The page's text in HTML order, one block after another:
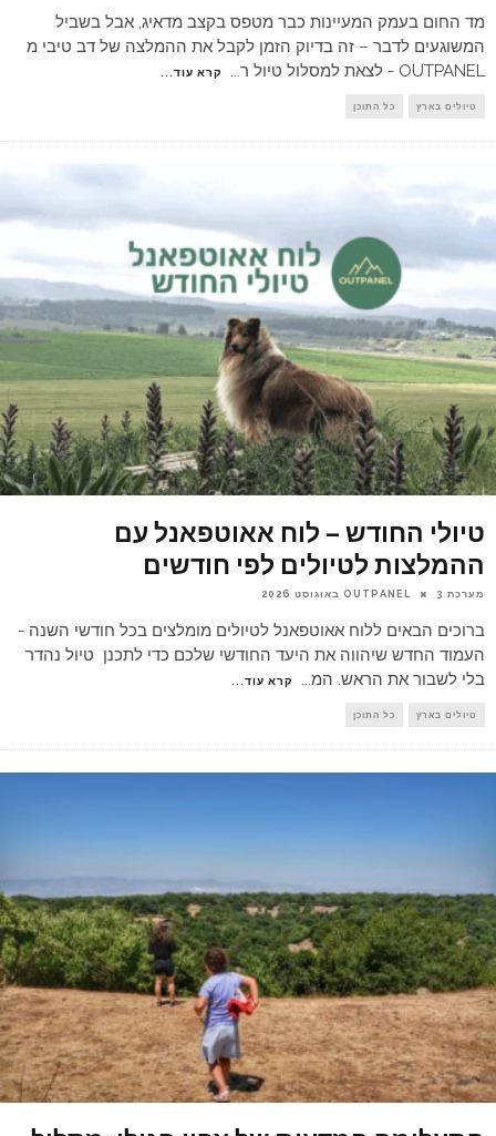
מד החום בעמק המעיינות כבר מטפס בקצב מדאיג, אבל בשביל
המשוגעים לדבר – זה בדיוק הזמן לקבל את ההמלצה של דב טיבי מ
OUTPANEL - לצאת למסלול טיול ר
... קרא עוד...
טיולים בארץ כל התוכן
טיולי החודש – לוח אאוטפאנל עם
ההמלצות לטיולים לפי חודשים
מערכת OUTPANEL 3 באוגוסט 2026
ברוכים הבאים ללוח אאוטפאנל לטיולים מומלצים בכל חודשי השנה -
העמוד החדש שיהווה את היעד החודשי שלכם כדי לתכנן טיול נהדר
בלי לשבור את הראש. המ... קרא עוד...
טיולים בארץ כל התוכן